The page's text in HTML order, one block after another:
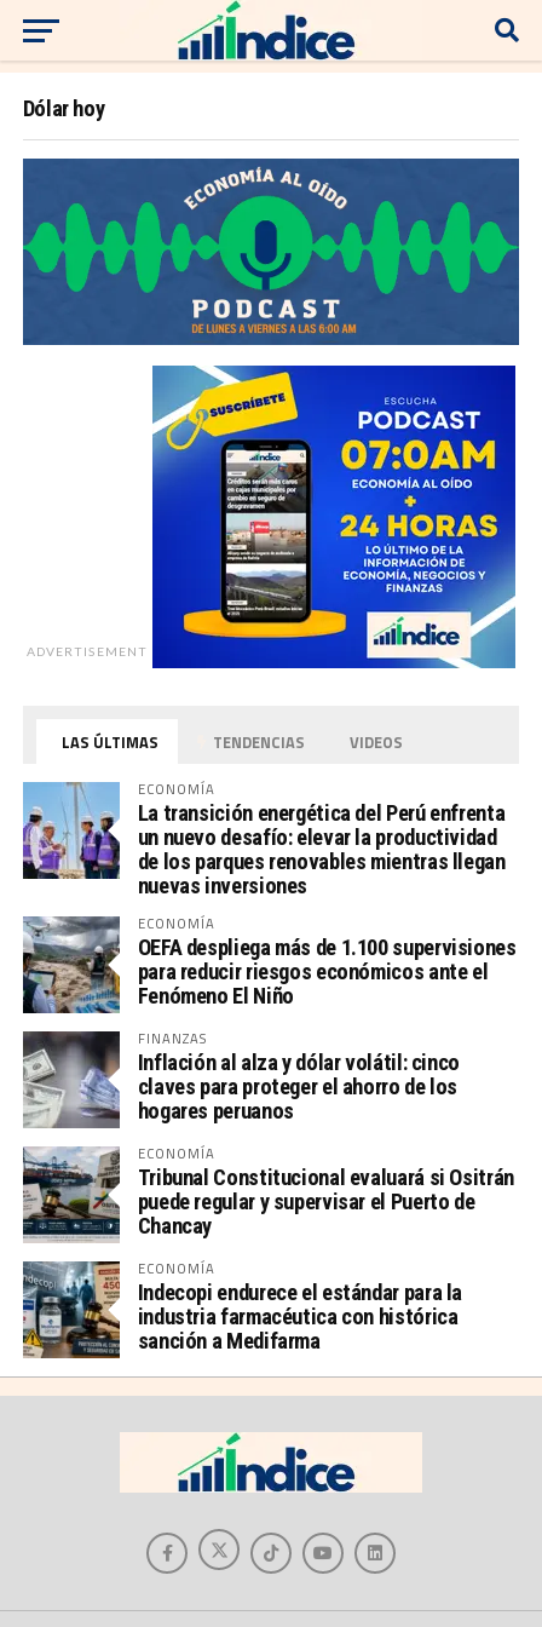
Dólar hoy
ADVERTISEMENT
LAS ÚLTIMAS TENDENCIAS VIDEOS
ECONOMÍA
La transición energética del Perú enfrenta
un nuevo desafío: elevar la productividad
de los parques renovables mientras llegan
nuevas inversiones
ECONOMÍA
OEFA despliega más de 1.100 supervisiones
para reducir riesgos económicos ante el
Fenómeno El Niño
FINANZAS
Inflación al alza y dólar volátil: cinco
claves para proteger el ahorro de los
hogares peruanos
ECONOMÍA
Tribunal Constitucional evaluará si Ositrán
puede regular y supervisar el Puerto de
Chancay
ECONOMÍA
Indecopi endurece el estándar para la
industria farmacéutica con histórica
sanción a Medifarma